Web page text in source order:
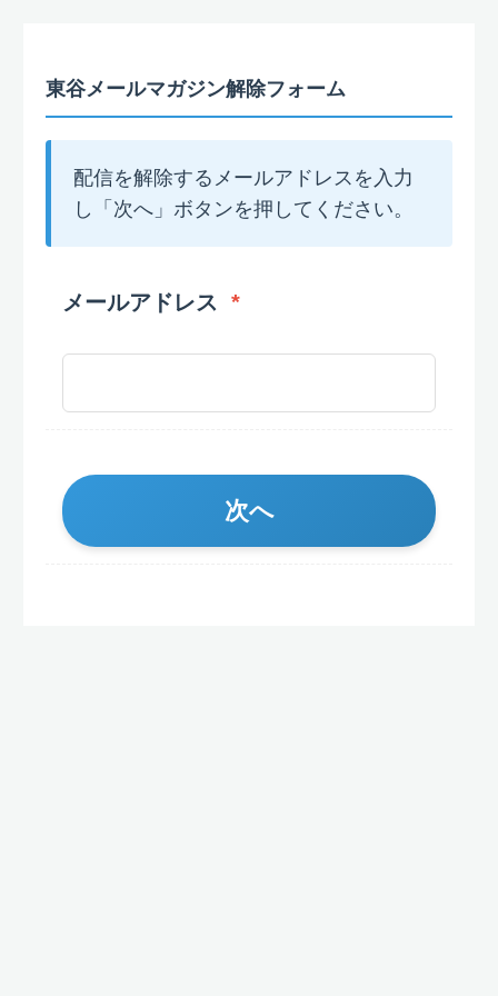
東谷メールマガジン解除フォーム
配信を解除するメールアドレスを入力
し「次へ」ボタンを押してください。
メールアドレス *